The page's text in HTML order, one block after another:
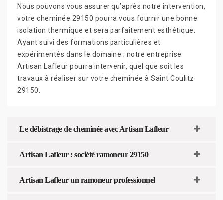
Nous pouvons vous assurer qu’après notre intervention,
votre cheminée 29150 pourra vous fournir une bonne
isolation thermique et sera parfaitement esthétique.
Ayant suivi des formations particulières et
expérimentés dans le domaine ; notre entreprise
Artisan Lafleur pourra intervenir, quel que soit les
travaux à réaliser sur votre cheminée à Saint Coulitz
29150.
Le débistrage de cheminée avec Artisan Lafleur
Artisan Lafleur : société ramoneur 29150
Artisan Lafleur un ramoneur professionnel